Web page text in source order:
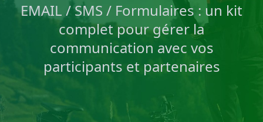
EMAIL / SMS / Formulaires : un kit
complet pour gérer la
communication avec vos
participants et partenaires